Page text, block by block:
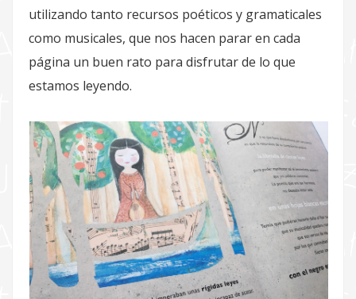
utilizando tanto recursos poéticos y gramaticales
como musicales, que nos hacen parar en cada
página un buen rato para disfrutar de lo que
estamos leyendo.